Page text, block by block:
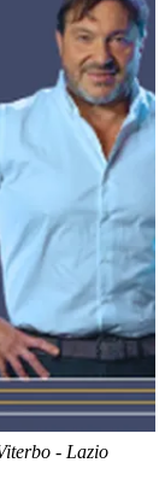
- Lazio